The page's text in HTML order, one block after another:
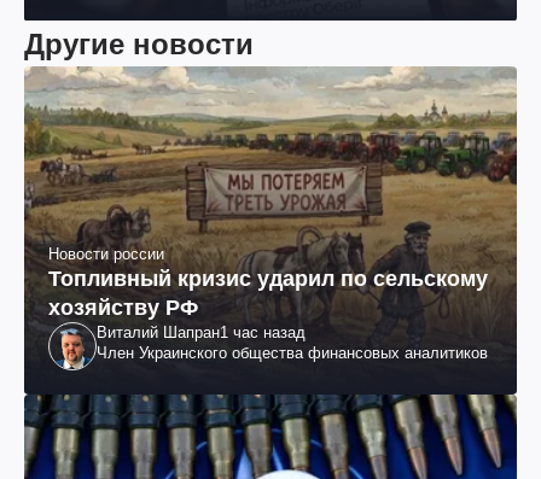
Другие новости
Новости россии
Топливный кризис ударил по сельскому
хозяйству РФ
Виталий Шапран1 час назад
Член Украинского общества финансовых аналитиков